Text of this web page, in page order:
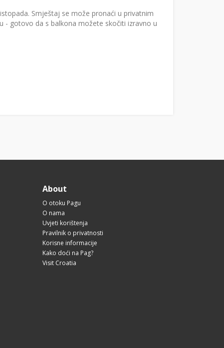
Smještaj se može pronaći u privatnim
- gotovo da s balkona možete skočiti izravno u
About
O otoku Pagu
O nama
Uvjeti korištenja
Pravilnik o privatnosti
Korisne informacije
Kako doći na Pag?
Visit Croatia